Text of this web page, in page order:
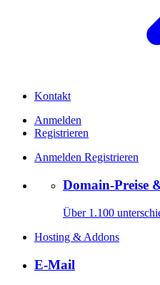
Kontakt
Anmelden
Registrieren
Anmelden Registrieren
Domain-Preise
Über 1.100
Hosting & Addons
E-Mail